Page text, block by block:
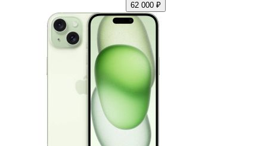
62 000 ₽